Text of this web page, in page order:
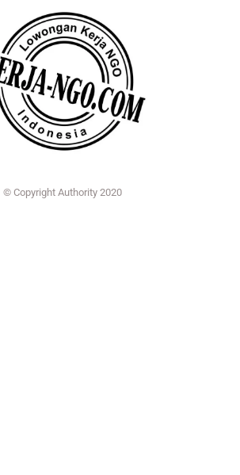
© Copyright Authority 2020